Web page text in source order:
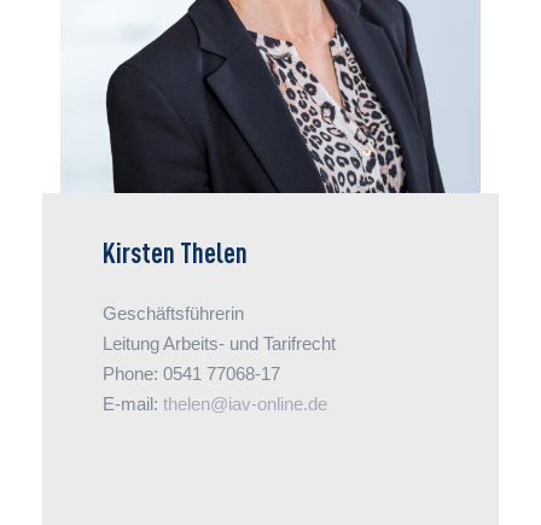
Einigungsstellen, verhandelt
Betriebsvereinbarungen und begleitet
Haustarifverhandlungen.
Kirsten Thelen
Geschäftsführerin
Leitung Arbeits- und Tarifrecht
Phone: 0541 77068-17
E-mail: thelen@iav-online.de